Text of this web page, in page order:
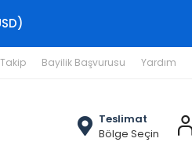
Bayilik Başvurusu Yardım
Teslimat
Bölge Seçin